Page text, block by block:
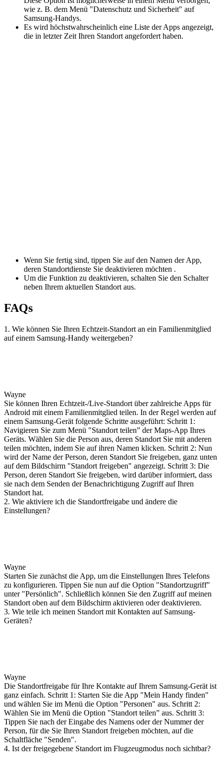
wie z. B. dem Menü "Datenschutz und Sicherheit" auf
Samsung-Handys.
Es wird höchstwahrscheinlich eine Liste der Apps angezeigt,
die in letzter Zeit Ihren Standort angefordert haben.
Wenn Sie fertig sind, tippen Sie auf den Namen der App,
deren Standortdienste Sie deaktivieren möchten .
Um die Funktion zu deaktivieren, schalten Sie den Schalter
neben Ihrem aktuellen Standort aus.
FAQs
1. Wie können Sie Ihren Echtzeit-Standort an ein Familienmitglied
auf einem Samsung-Handy weitergeben?
Wayne
Sie können Ihren Echtzeit-/Live-Standort über zahlreiche Apps für
Android mit einem Familienmitglied teilen. In der Regel werden auf
einem Samsung-Gerät folgende Schritte ausgeführt: Schritt 1:
Navigieren Sie zum Menü "Standort teilen” der Maps-App Ihres
Geräts. Wählen Sie die Person aus, deren Standort Sie mit anderen
teilen möchten, indem Sie auf ihren Namen klicken. Schritt 2: Nun
wird der Name der Person, deren Standort Sie freigeben, ganz unten
auf dem Bildschirm "Standort freigeben" angezeigt. Schritt 3: Die
Person, deren Standort Sie freigeben, wird darüber informiert, dass
sie nach dem Senden der Benachrichtigung Zugriff auf Ihren
Standort hat.
2. Wie aktiviere ich die Standortfreigabe und ändere die
Einstellungen?
Wayne
Starten Sie zunächst die App, um die Einstellungen Ihres Telefons
zu konfigurieren. Tippen Sie nun auf die Option "Standortzugriff"
unter "Persönlich". Schließlich können Sie den Zugriff auf meinen
Standort oben auf dem Bildschirm aktivieren oder deaktivieren.
3. Wie teile ich meinen Standort mit Kontakten auf Samsung-
Geräten?
Wayne
Die Standortfreigabe für Ihre Kontakte auf Ihrem Samsung-Gerät ist
ganz einfach. Schritt 1: Starten Sie die App "Mein Handy finden"
und wählen Sie im Menü die Option "Personen" aus. Schritt 2:
Wählen Sie im Menü die Option "Standort teilen” aus. Schritt 3:
Tippen Sie nach der Eingabe des Namens oder der Nummer der
Person, für die Sie Ihren Standort freigeben möchten, auf die
Schaltfläche "Senden".
4. Ist der freigegebene Standort im Flugzeugmodus noch sichtbar?